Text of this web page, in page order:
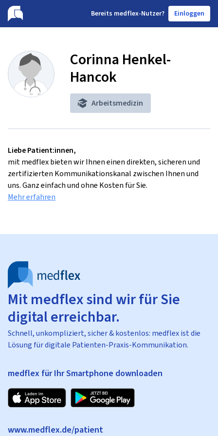
Bereits medflex-Nutzer? Einloggen
Corinna Henkel-
Hancok
Arbeitsmedizin
Liebe Patient:innen,
mit medflex bieten wir Ihnen einen direkten, sicheren und
zertifizierten Kommunikationskanal zwischen Ihnen und
uns. Ganz einfach und ohne Kosten für Sie.
Mehr erfahren
Mit medflex sind wir für Sie
digital erreichbar.
Schnell, unkompliziert, sicher & kostenlos: medflex ist die
Lösung für digitale Patienten-Praxis-Kommunikation.
medflex für Ihr Smartphone downloaden
www.medflex.de/patient